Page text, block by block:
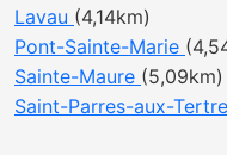
Lavau (4,14km)
Pont-Sainte-Marie
Sainte-Maure (5,09km)
Saint-Parres-aux-